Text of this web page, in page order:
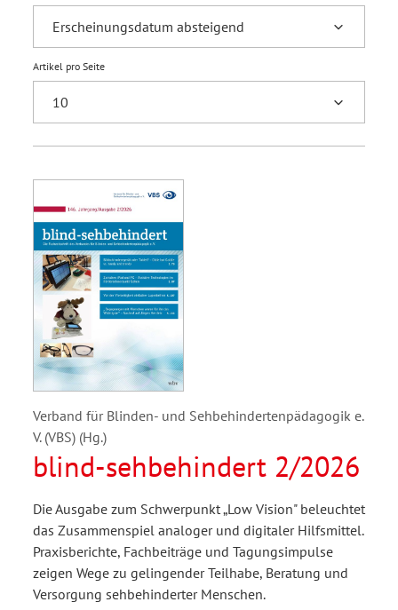
Artikel pro Seite
Verband für Blinden- und Sehbehindertenpädagogik e.
V. (VBS) (Hg.)
blind-sehbehindert 2/2026
Die Ausgabe zum Schwerpunkt „Low Vision" beleuchtet
das Zusammenspiel analoger und digitaler Hilfsmittel.
Praxisberichte, Fachbeiträge und Tagungsimpulse
zeigen Wege zu gelingender Teilhabe, Beratung und
Versorgung sehbehinderter Menschen.